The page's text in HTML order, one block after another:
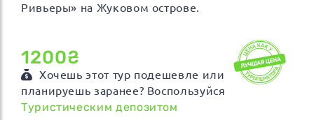
Ривьеры» на Жуковом острове.
1200₴
Хочешь этот тур подешевле или
планируешь заранее? Воспользуйся
Туристическим депозитом